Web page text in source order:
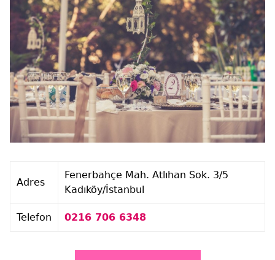
Adres
Fenerbahçe Mah. Atlıhan Sok. 3/5
Kadıköy/İstanbul
Telefon 0216 706 6348